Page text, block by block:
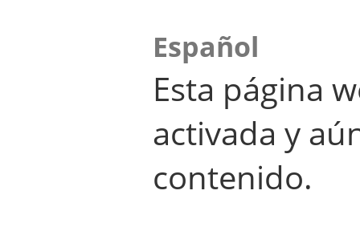
Español
Esta página
activada y
contenido.